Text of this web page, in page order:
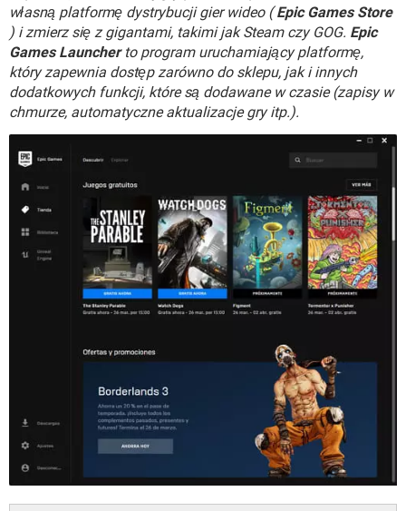
WINDOWS 10
własną platformę dystrybucji gier wideo (Epic Games Store
) i zmierz się z gigantami, takimi jak Steam czy GOG. Epic
Games Launcherto program uruchamiający platformę,
który zapewnia dostęp zarówno do sklepu, jak i innych
dodatkowych funkcji, które są dodawane w czasie (zapisy w
chmurze, automatyczne aktualizacje gry itp.).